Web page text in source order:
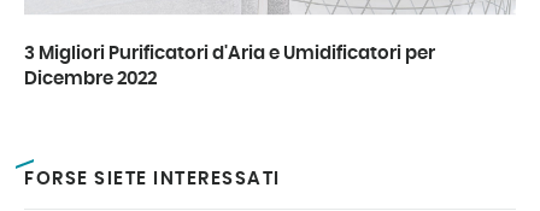
3 Migliori Purificatori d'Aria e Umidificatori per
Dicembre 2022
FORSE SIETE INTERESSATI